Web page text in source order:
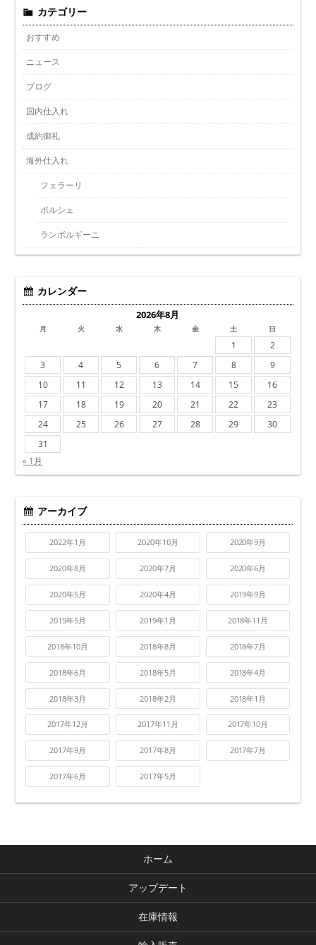
カテゴリー
おすすめ
ニュース
ブログ
国内仕入れ
成約御礼
海外仕入れ
フェラーリ
ポルシェ
ランボルギーニ
カレンダー
2026年8月
月 火 水 木 金 土 日
1
2
3
4 5 6 7 8
9
10
11 12 13 14 15
16
17
18 19 20 21 22
23
24
25 26 27 28 29
30
31
« 1月
アーカイブ
2022年1月 2020年10月 2020年9月
2020年8月 2020年7月 2020年6月
2020年5月 2020年4月 2019年9月
2019年5月 2019年1月 2018年11月
2018年10月 2018年8月 2018年7月
2018年6月 2018年5月 2018年4月
2018年3月 2018年2月 2018年1月
2017年12月 2017年11月 2017年10月
2017年9月 2017年8月 2017年7月
2017年6月 2017年5月
ホーム
アップデート
在庫情報